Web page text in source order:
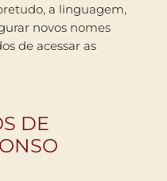
a linguagem,
novos nomes
de acessar as
DE